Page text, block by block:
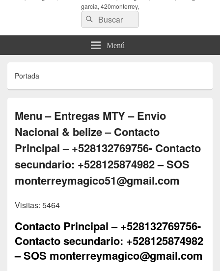
garcia, 420monterrey,
Buscar
por:
Buscar
Menú
Portada
Menu – Entregas MTY – Envio
Nacional & belize – Contacto
Principal – +528132769756- Contacto
secundario: +528125874982 – SOS
monterreymagico51@gmail.com
Visitas: 5464
Contacto Principal – +528132769756-
Contacto secundario: +528125874982
– SOS monterreymagico@gmail.com